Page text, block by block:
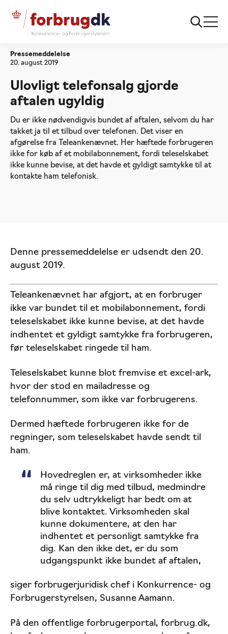
Forside Ulovligt telefonsalg gjorde aftalen ugyldig
Pressemeddelelse
20. august 2019
Ulovligt telefonsalg gjorde
aftalen ugyldig
Du er ikke nødvendigvis bundet af aftalen, selvom du har
takket ja til et tilbud over telefonen. Det viser en
afgørelse fra Teleankenævnet. Her hæftede forbrugeren
ikke for køb af et mobilabonnement, fordi teleselskabet
ikke kunne bevise, at det havde et gyldigt samtykke til at
kontakte ham telefonisk.
Denne pressemeddelelse er udsendt den 20.
august 2019.
Teleankenævnet har afgjort, at en forbruger
ikke var bundet til et mobilabonnement, fordi
teleselskabet ikke kunne bevise, at det havde
indhentet et gyldigt samtykke fra forbrugeren,
før teleselskabet ringede til ham.
Teleselskabet kunne blot fremvise et excel-ark,
hvor der stod en mailadresse og
telefonnummer, som ikke var forbrugerens.
Dermed hæftede forbrugeren ikke for de
regninger, som teleselskabet havde sendt til
ham.
Hovedreglen er, at virksomheder ikke
må ringe til dig med tilbud, medmindre
du selv udtrykkeligt har bedt om at
blive kontaktet. Virksomheden skal
kunne dokumentere, at den har
indhentet et personligt samtykke fra
dig. Kan den ikke det, er du som
udgangspunkt ikke bundet af aftalen,
siger forbrugerjuridisk chef i Konkurrence- og
Forbrugerstyrelsen, Susanne Aamann.
På den offentlige forbrugerportal, forbrug.dk,